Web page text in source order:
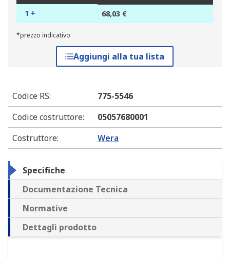
1 + 68,03 €
*prezzo indicativo
Aggiungi alla tua lista
Codice RS:
775-5546
Codice costruttore:
05057680001
Costruttore: Wera
Specifiche
Documentazione Tecnica
Normative
Dettagli prodotto